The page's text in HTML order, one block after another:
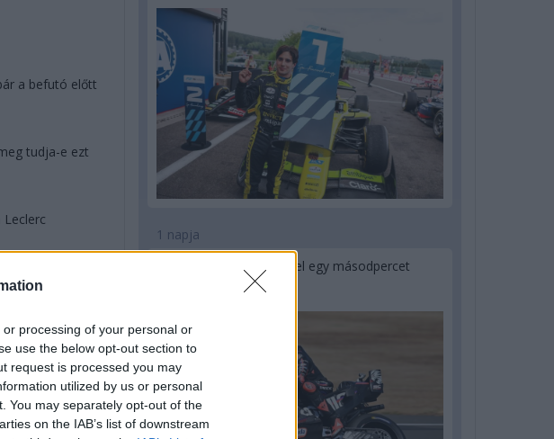
processing of your personal or
use the below opt-out section to
request is processed you may
utilized by us or personal
You may separately opt-out of the
on the IAB’s list of downstream
a befutó előtt
tudja-e ezt
Leclerc
között, de
a
a "csata".
a Mercedes
1 napja
MotoGP: Bezzecchi közel egy másodpercet
javított a körrekordon